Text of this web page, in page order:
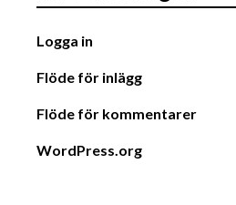
Logga in
Flöde för inlägg
Flöde för kommentarer
WordPress.org